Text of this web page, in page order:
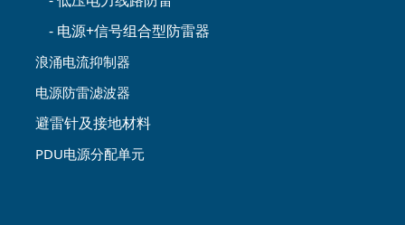
- 电源+信号组合型防雷器
浪涌电流抑制器
电源防雷滤波器
避雷针及接地材料
PDU电源分配单元